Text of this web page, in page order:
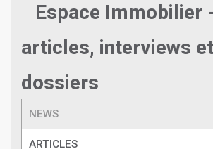
Espace Immobilier
articles, interviews et
dossiers
NEWS
ARTICLES